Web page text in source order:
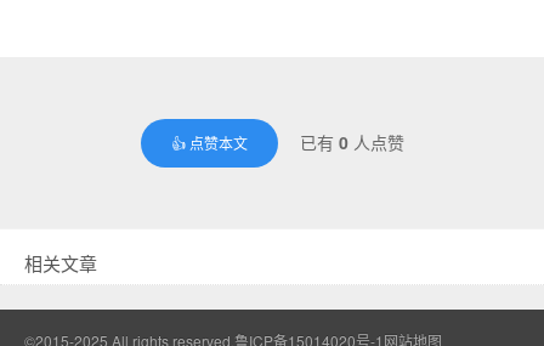
👍 点赞本文 已有 0人点赞
相关文章
©2015-2025 All rights reserved. 鲁ICP备15014020号-1 网站地图